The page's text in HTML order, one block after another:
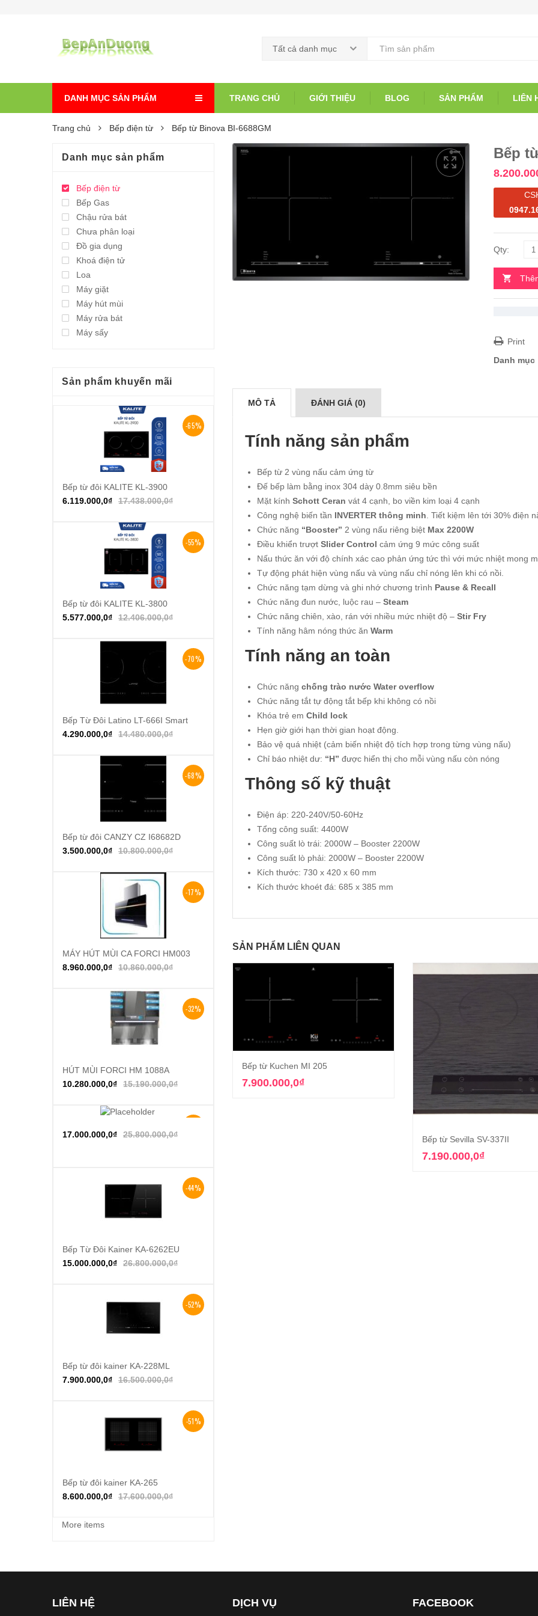
Tất cả danh mục
DANH MỤC SẢN PHẨM TRANG CHỦ GIỚI THIỆU BLOG SẢN PHẨM LIÊN
Trang chủ Bếp điện từ Bếp từ Binova BI-6688GM
Bếp
Print
Danh mục
MÔ TẢ ĐÁNH GIÁ (0)
Tính năng sản phẩm
Bếp từ 2 vùng nấu cảm ứng từ
Đế bếp làm bằng inox 304 dày 0.8mm siêu bền
Mặt kính Schott Ceran vát 4 cạnh, bo viền kim loại 4 cạnh
Công nghệ biến tần INVERTER thông minh. Tiết kiệm lên tới 30% điện
Chức năng “Booster” 2 vùng nấu riêng biệt Max 2200W
Điều khiển trượt Slider Control cảm ứng 9 mức công suất
Nấu thức ăn với độ chính xác cao phản ứng tức thì với mức nhiệt mong
Tự động phát hiện vùng nấu và vùng nấu chỉ nóng lên khi có nồi.
Chức năng tạm dừng và ghi nhớ chương trình Pause & Recall
Chức năng đun nước, luộc rau – Steam
Chức năng chiên, xào, rán với nhiều mức nhiệt độ – Stir Fry
Tính năng hâm nóng thức ăn Warm
Tính năng an toàn
Chức năng chống trào nước Water overflow
Chức năng tắt tự động tắt bếp khi không có nồi
Khóa trẻ em Child lock
Hẹn giờ giới hạn thời gian hoạt động.
Bảo vệ quá nhiệt (cảm biến nhiệt độ tích hợp trong từng vùng nấu)
Chỉ báo nhiệt dư: “H” được hiển thị cho mỗi vùng nấu còn nóng
Thông số kỹ thuật
Điện áp: 220-240V/50-60Hz
Tổng công suất: 4400W
Công suất lò trái: 2000W – Booster 2200W
Công suất lò phải: 2000W – Booster 2200W
Kích thước: 730 x 420 x 60 mm
Kích thước khoét đá: 685 x 385 mm
SẢN PHẨM LIÊN QUAN
Thêm vào giỏ hàng
Bếp từ Kuchen MI 205
7.900.000,0₫
Thêm vào giỏ
Bếp từ Sevilla SV-337II
7.190.000,0₫
Danh mục sản phẩm
Bếp điện từ
Bếp Gas
Chậu rửa bát
Chưa phân loại
Đồ gia dụng
Khoá điện tử
Loa
Máy giặt
Máy hút mùi
Máy rửa bát
Máy sấy
Sản phẩm khuyến mãi
-65%
Thêm vào giỏ hàng
Bếp từ đôi KALITE KL-3900
17.438.000,0₫
6.119.000,0₫
-55%
Thêm vào giỏ hàng
Bếp từ đôi KALITE KL-3800
12.406.000,0₫
5.577.000,0₫
-70%
Thêm vào giỏ hàng
Bếp Từ Đôi Latino LT-666I Smart
14.480.000,0₫
4.290.000,0₫
-68%
Thêm vào giỏ hàng
Bếp từ đôi CANZY CZ I68682D
10.800.000,0₫
3.500.000,0₫
-17%
Thêm vào giỏ hàng
MÁY HÚT MÙI CA FORCI HM003
10.860.000,0₫
8.960.000,0₫
-32%
Thêm vào giỏ hàng
HÚT MÙI FORCI HM 1088A
15.190.000,0₫
10.280.000,0₫
Thêm vào giỏ hàng
25.800.000,0₫
17.000.000,0₫
-44%
Thêm vào giỏ hàng
Bếp Từ Đôi Kainer KA-6262EU
26.800.000,0₫
15.000.000,0₫
-52%
Thêm vào giỏ hàng
Bếp từ đôi kainer KA-228ML
16.500.000,0₫
7.900.000,0₫
-51%
Thêm vào giỏ hàng
Bếp từ đôi kainer KA-265
17.600.000,0₫
8.600.000,0₫
More items
LIÊN HỆ DỊCH VỤ FACEBOOK